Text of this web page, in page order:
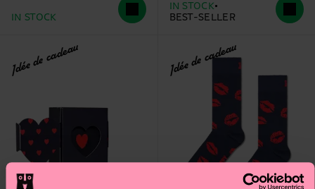
IN STOCK
IN STOCK
BEST-SELLER
Idée de cadeau Idée de cadeau